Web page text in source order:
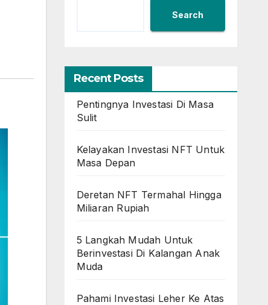
Search
Recent Posts
Pentingnya Investasi Di Masa
Sulit
Kelayakan Investasi NFT Untuk
Masa Depan
Deretan NFT Termahal Hingga
Miliaran Rupiah
5 Langkah Mudah Untuk
Berinvestasi Di Kalangan Anak
Muda
Pahami Investasi Leher Ke Atas